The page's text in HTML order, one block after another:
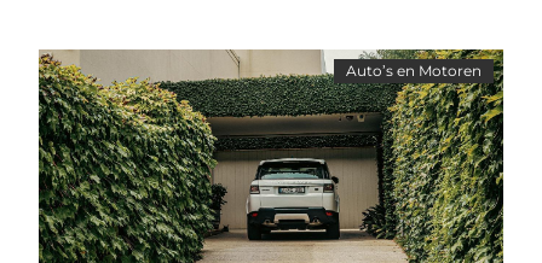
Auto’s en Motoren